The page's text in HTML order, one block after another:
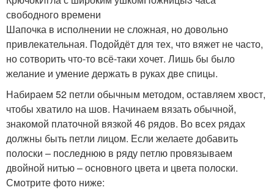
свободного времени
Шапочка в исполнении не сложная, но довольно
привлекательная. Подойдёт для тех, что вяжет не часто,
но сотворить что-то всё-таки хочет. Лишь бы было
желание и умение держать в руках две спицы.
Набираем 52 петли обычным методом, оставляем хвост,
чтобы хватило на шов. Начинаем вязать обычной,
знакомой платочной вязкой 46 рядов. Во всех рядах
должны быть петли лицом. Если желаете добавить
полоски – последнюю в ряду петлю провязываем
двойной нитью – основного цвета и цвета полоски.
Смотрите фото ниже: